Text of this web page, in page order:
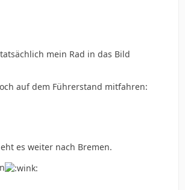
mein Rad in das Bild
auf dem Führerstand mitfahren:
es weiter nach Bremen.